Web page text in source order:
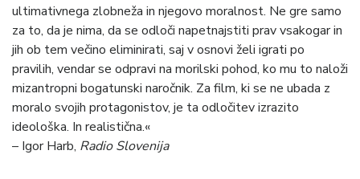
ultimativnega zlobneža in njegovo moralnost. Ne gre samo
za to, da je nima, da se odloči napetnajstiti prav vsakogar in
jih ob tem večino eliminirati, saj v osnovi želi igrati po
pravilih, vendar se odpravi na morilski pohod, ko mu to naloži
mizantropni bogatunski naročnik. Za film, ki se ne ubada z
moralo svojih protagonistov, je ta odločitev izrazito
ideološka. In realistična.«
– Igor Harb, Radio Slovenija